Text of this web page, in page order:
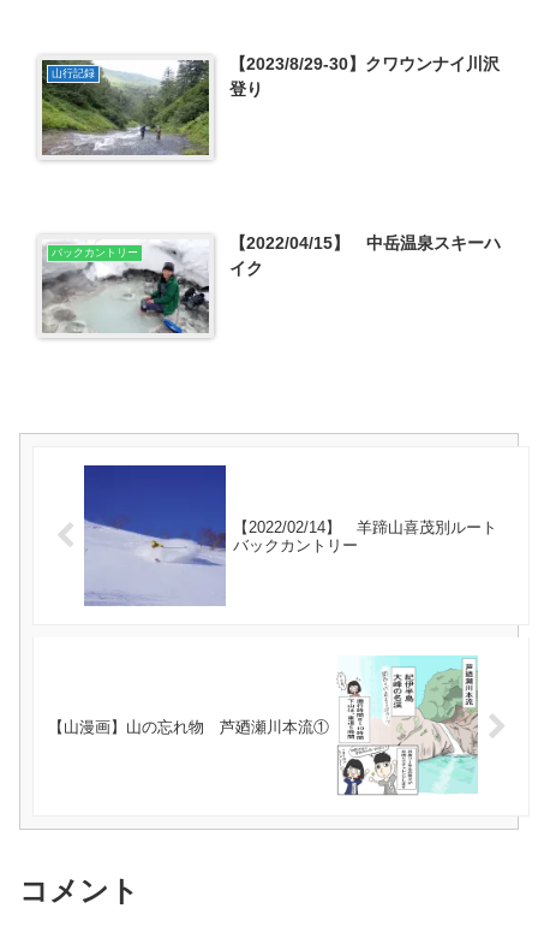
山行記録
【2023/8/29-30】クワウンナイ川沢
登り
バックカントリー
【2022/04/15】 中岳温泉スキーハ
イク
【2022/02/14】 羊蹄山喜茂別ルート
バックカントリー
【山漫画】山の忘れ物 芦廼瀬川本流①
コメント